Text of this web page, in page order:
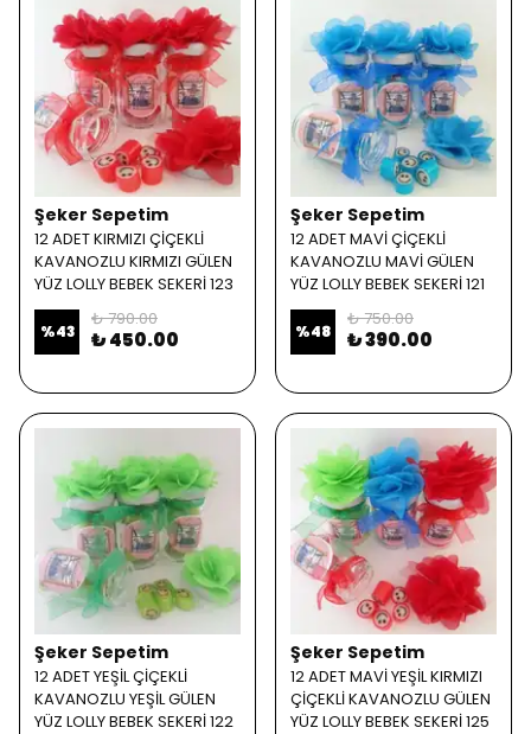
Şeker Sepetim
12 ADET KIRMIZI ÇİÇEKLİ
KAVANOZLU KIRMIZI GÜLEN
YÜZ LOLLY BEBEK SEKERİ 123
%43
₺ 790.00
₺ 450.00
Şeker Sepetim
12 ADET MAVİ ÇİÇEKLİ
KAVANOZLU MAVİ GÜLEN
YÜZ LOLLY BEBEK SEKERİ 121
%48
₺ 750.00
₺ 390.00
Şeker Sepetim
12 ADET YEŞİL ÇİÇEKLİ
KAVANOZLU YEŞİL GÜLEN
YÜZ LOLLY BEBEK SEKERİ 122
Şeker Sepetim
12 ADET MAVİ YEŞİL KIRMIZI
ÇİÇEKLİ KAVANOZLU GÜLEN
YÜZ LOLLY BEBEK SEKERİ 125